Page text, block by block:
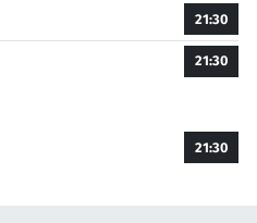
21:30
21:30
21:30